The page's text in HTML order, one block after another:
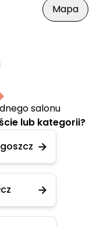
Mapa
salonu
lub kategorii?